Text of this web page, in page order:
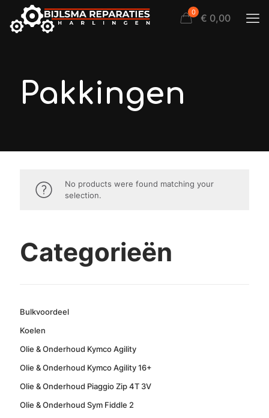
0 € 0,00
Pakkingen
No products were found matching your
selection.
Categorieën
Bulkvoordeel
Koelen
Olie & Onderhoud Kymco Agility
Olie & Onderhoud Kymco Agility 16+
Olie & Onderhoud Piaggio Zip 4T 3V
Olie & Onderhoud Sym Fiddle 2